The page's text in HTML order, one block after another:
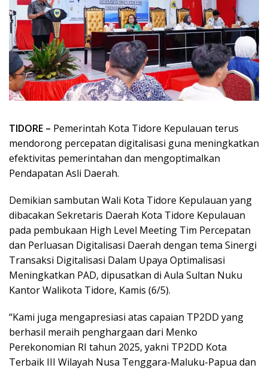
TIDORE – Pemerintah Kota Tidore Kepulauan terus
mendorong percepatan digitalisasi guna meningkatkan
efektivitas pemerintahan dan mengoptimalkan
Pendapatan Asli Daerah.
Demikian sambutan Wali Kota Tidore Kepulauan yang
dibacakan Sekretaris Daerah Kota Tidore Kepulauan
pada pembukaan High Level Meeting Tim Percepatan
dan Perluasan Digitalisasi Daerah dengan tema Sinergi
Transaksi Digitalisasi Dalam Upaya Optimalisasi
Meningkatkan PAD, dipusatkan di Aula Sultan Nuku
Kantor Walikota Tidore, Kamis (6/5).
“Kami juga mengapresiasi atas capaian TP2DD yang
berhasil meraih penghargaan dari Menko
Perekonomian RI tahun 2025, yakni TP2DD Kota
Terbaik III Wilayah Nusa Tenggara-Maluku-Papua dan